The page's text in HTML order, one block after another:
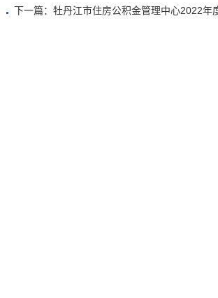
下一篇：牡丹江市住房公积金管理中心2022年